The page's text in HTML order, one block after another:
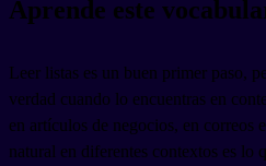
Aprende este
Leer listas es un buen primer paso,
verdad cuando lo encuentras en
en artículos de negocios, en correos
natural en diferentes contextos es lo